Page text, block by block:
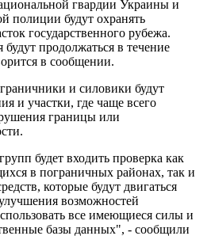
гвардии Украины и
полиции будут охранять
государственного рубежа.
продолжаться в течение
в сообщении.
и силовики будут
и участки, где чаще всего
границы или
будет входить проверка как
в пограничных районах, так и
которые будут двигаться
возможностей
все имеющиеся силы и
базы данных", - сообщили